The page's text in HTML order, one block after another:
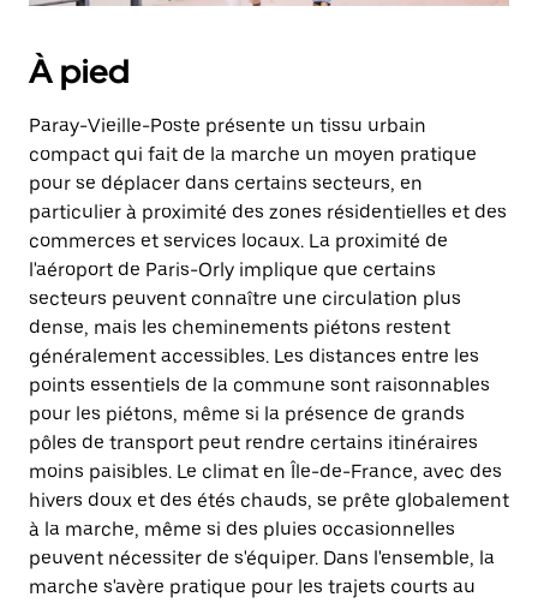
À pied
Paray-Vieille-Poste présente un tissu urbain
compact qui fait de la marche un moyen pratique
pour se déplacer dans certains secteurs, en
particulier à proximité des zones résidentielles et des
commerces et services locaux. La proximité de
l'aéroport de Paris-Orly implique que certains
secteurs peuvent connaître une circulation plus
dense, mais les cheminements piétons restent
généralement accessibles. Les distances entre les
points essentiels de la commune sont raisonnables
pour les piétons, même si la présence de grands
pôles de transport peut rendre certains itinéraires
moins paisibles. Le climat en Île-de-France, avec des
hivers doux et des étés chauds, se prête globalement
à la marche, même si des pluies occasionnelles
peuvent nécessiter de s'équiper. Dans l'ensemble, la
marche s'avère pratique pour les trajets courts au